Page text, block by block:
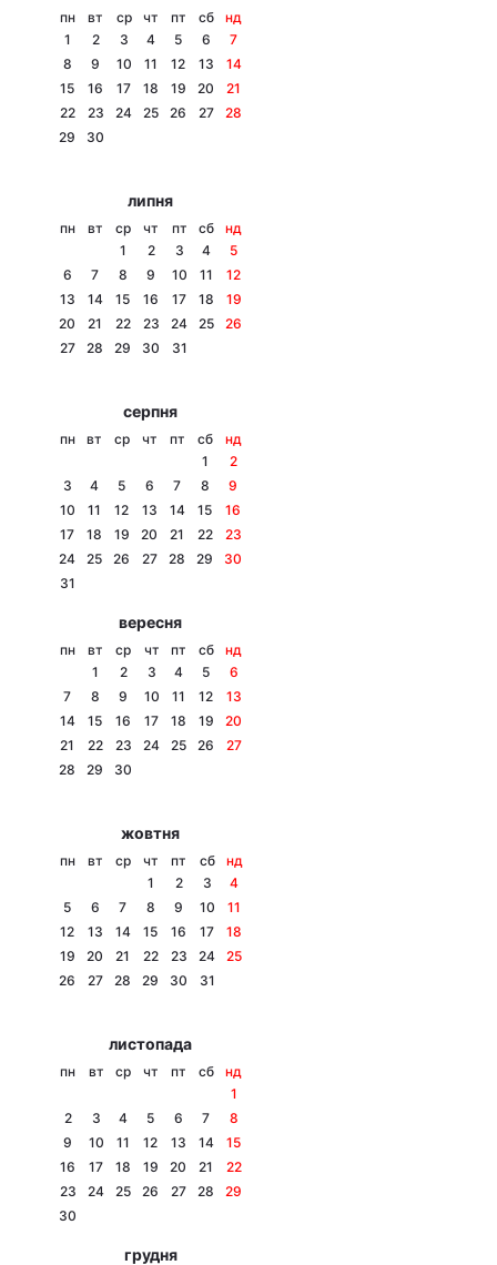
Цікавинки
Екологія
Інтерв'ю
Архів
Тема оформлення
пн вт ср чт пт сб
нд
1
2 3 4 5 6
7
8
9 10 11 12 13
14
15
16 17 18 19 20
21
22
23 24 25 26 27
28
29
30
липня
пн вт ср чт пт сб
нд
1
2 3 4
5
6
7 8 9 10 11
12
13
14 15 16 17 18
19
20
21 22 23 24 25
26
27
28 29 30 31
серпня
пн вт ср чт пт сб
нд
1
2
3
4 5 6 7 8
9
10
11 12 13 14 15
16
17
18 19 20 21 22
23
24
25 26 27 28 29
30
31
вересня
пн вт ср чт пт сб
нд
1
2 3 4 5
6
7
8 9 10 11 12
13
14
15 16 17 18 19
20
21
22 23 24 25 26
27
28
29 30
жовтня
пн вт ср чт пт сб
нд
1
2 3
4
5
6 7 8 9 10
11
12
13 14 15 16 17
18
19
20 21 22 23 24
25
26
27 28 29 30 31
листопада
пн вт ср чт пт сб
нд
1
2
3 4 5 6 7
8
9
10 11 12 13 14
15
16
17 18 19 20 21
22
23
24 25 26 27 28
29
30
грудня